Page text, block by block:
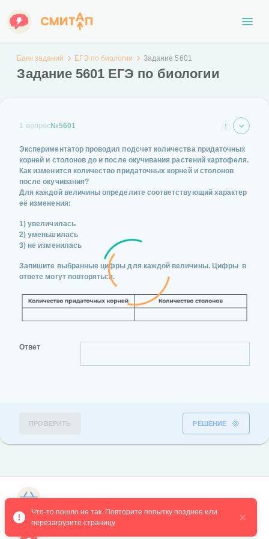
Банк заданий ЕГЭ по биологии Задание 5601
Задание 5601 ЕГЭ по биологии
1 вопрос№5601
Экспериментатор проводил подсчет количества придаточных
корней и столонов до и после окучивания растений картофеля.
Как изменится количество придаточных корней и столонов
после окучивания?
Для каждой величины определите соответствующий характер
её изменения:
1) увеличилась
2) уменьшилась
3) не изменилась
Запишите выбранные цифры для каждой величины. Цифры в
ответе могут повторяться.
Ответ
ПРОВЕРИТЬ РЕШЕНИЕ
Что-то пошло не так. Повторите попытку позднее или
перезагрузите страницу